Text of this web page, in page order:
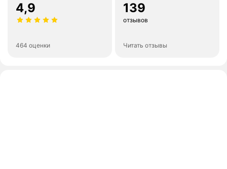
4,9
464 оценки
139
отзывов
Читать отзывы